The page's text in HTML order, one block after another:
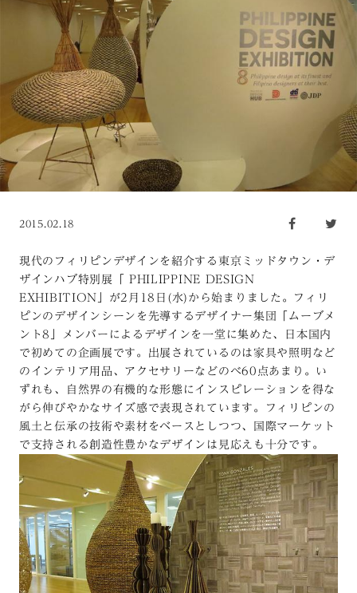
2015.02.18
現代のフィリピンデザインを紹介する東京ミッドタウン・デ
ザインハブ特別展「 PHILIPPINE DESIGN
EXHIBITION」が2月18日(水)から始まりました。フィリ
ピンのデザインシーンを先導するデザイナー集団「ムーブメ
ント8」メンバーによるデザインを一堂に集めた、日本国内
で初めての企画展です。出展されているのは家具や照明など
のインテリア用品、アクセサリーなどのべ60点あまり。い
ずれも、自然界の有機的な形態にインスピレーションを得な
がら伸びやかなサイズ感で表現されています。フィリピンの
風土と伝承の技術や素材をベースとしつつ、国際マーケット
で支持される創造性豊かなデザインは見応えも十分です。